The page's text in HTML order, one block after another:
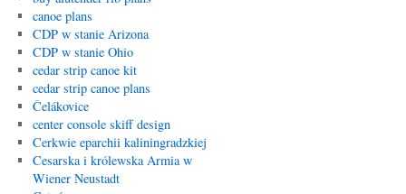
canoe plans
CDP w stanie Arizona
CDP w stanie Ohio
cedar strip canoe kit
cedar strip canoe plans
Čelákovice
center console skiff design
Cerkwie eparchii kaliningradzkiej
Cesarska i królewska Armia w
Wiener Neustadt